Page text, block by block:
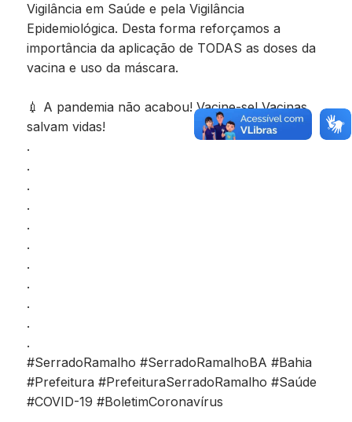
Vigilância em Saúde e pela Vigilância
Epidemiológica. Desta forma reforçamos a
importância da aplicação de TODAS as doses da
vacina e uso da máscara.
💉 A pandemia não acabou! Vacine-se! Vacinas
salvam vidas!
.
.
.
.
.
.
.
.
.
.
.
#SerradoRamalho #SerradoRamalhoBA #Bahia
#Prefeitura #PrefeituraSerradoRamalho #Saúde
#COVID-19 #BoletimCoronavírus